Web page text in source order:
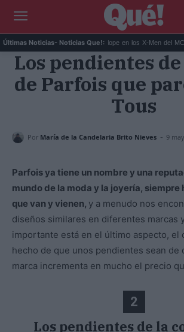
Últimas Noticias- Noticias Que!:
Kit Connor será Cíclope en los X-Men del MCU y
Los pendientes
de Parfois que
Tous
Por María de la Candelaria Brito Nieves - 9
Parfois ya tiene un nombre y una
mundo de la moda y la joyería,
que van y vienen, y a menudo nos
diseños similares en diferentes marcas
importante está en el último aspecto, el
hecho de que unos pendientes sean de
marca incrementa en mucho el precio
2
Los pendientes de la